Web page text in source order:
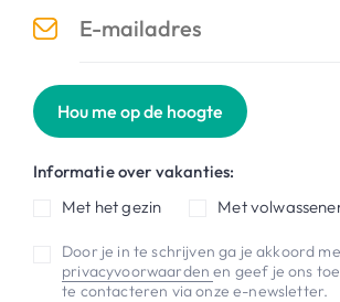
Hou me op de hoogte
Informatie over vakanties:
Met het gezin
Met
Door je in te schrijven ga je akkoord
privacyvoorwaardenen geef je ons
te contacteren via onze e-newsletter.